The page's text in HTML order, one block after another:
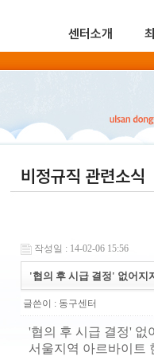
센터소개
비정규직 관련소식
작성일 : 14-02-06 15:56
'협의 후 시급 결정' 없어지
글쓴이 : 동구센터
'협의 후 시급 결정' 없
서울지역 아르바이트